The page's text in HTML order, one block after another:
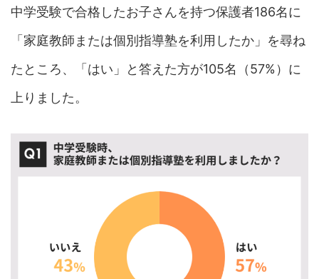
中学受験で合格したお子さんを持つ保護者186名に
「家庭教師または個別指導塾を利用したか」を尋ね
たところ、「はい」と答えた方が105名（57%）に
上りました。